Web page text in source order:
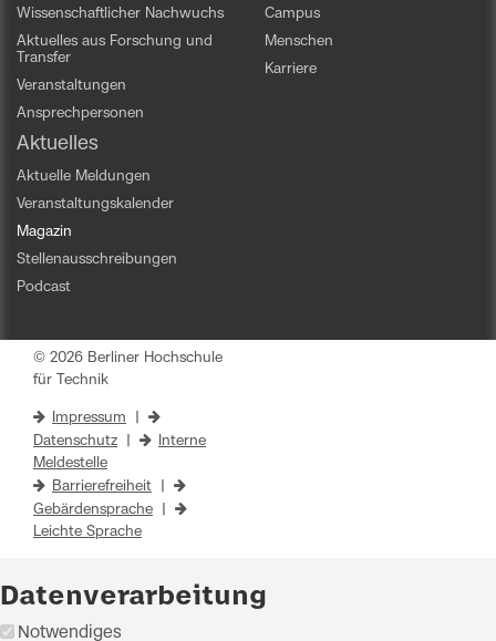
Wissenschaftlicher Nachwuchs
Aktuelles aus Forschung und
Transfer
Veranstaltungen
Ansprechpersonen
Campus
Menschen
Karriere
Aktuelles
Aktuelle Meldungen
Veranstaltungskalender
Magazin
Stellenausschreibungen
Podcast
© 2026 Berliner Hochschule
für Technik
Impressum
Datenschutz
Interne
Meldestelle
Barrierefreiheit
Gebärdensprache
Leichte Sprache
Datenverarbeitung
Notwendiges